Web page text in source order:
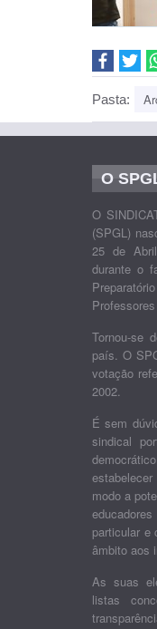
Pasta:
O
O
(SPGL)
25 de
durante o
Tornou-se
país. O
votação
2002.
É sem
sindical
modo a
particular e
âmbito aos
As suas
listas